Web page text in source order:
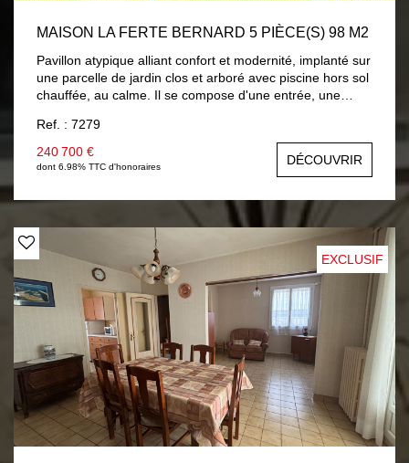
MAISON LA FERTE BERNARD 5 PIÈCE(S) 98 M2
Pavillon atypique alliant confort et modernité, implanté sur
une parcelle de jardin clos et arboré avec piscine hors sol
chauffée, au calme. Il se compose d'une entrée, une
vous accédez sur une terrasse surplombant le jardin avec
vue sur campagne, dégagement distribuant : chambre ,
salle d'eau, wc avec lave-mains. Une mezzanine accueille
un salon cosy, chambre mansardée , salle de bains et wc.
En rez-de-jardin : pièce à usage de chambre ou salon
d'été avec placards, un bureau et lingerie. En côté :
garage . Chauffage par plancher chauffant électrique et
climatisation réversible. Volets roulants solaires. A
découvrir...
Ref. : 7279
240 700 €
dont 6.98% TTC d'honoraires DÉCOUVRIR
EXCLUSIF